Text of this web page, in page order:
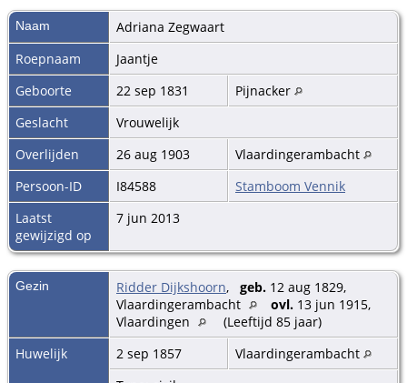
Naam Adriana Zegwaart
Roepnaam
Jaantje
Geboorte
22 sep 1831
Pijnacker
Geslacht
Vrouwelijk
Overlijden
26 aug 1903
Vlaardingerambacht
Persoon-ID
I84588
Stamboom Vennik
Laatst
gewijzigd op
7 jun 2013
Gezin Ridder Dijkshoorn, geb. 12 aug 1829,
Vlaardingerambacht
ovl. 13 jun 1915,
Vlaardingen
(Leeftijd 85 jaar)
Huwelijk
2 sep 1857
Vlaardingerambacht